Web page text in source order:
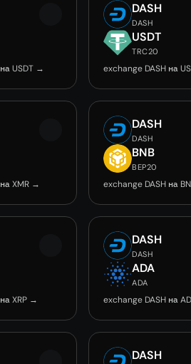
USDT →
DASH
DASH
USDT
TRC20
exchange DASH на
XMR →
DASH
DASH
BNB
BEP20
exchange DASH на
XRP →
DASH
DASH
ADA
ADA
exchange DASH на
DASH